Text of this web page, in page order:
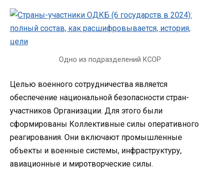
Одно из подразделений КСОР
Целью военного сотрудничества является
обеспечение национальной безопасности стран-
участников Организации. Для этого были
сформированы Коллективные силы оперативного
реагирования. Они включают промышленные
объекты и военные системы, инфраструктуру,
авиационные и миротворческие силы.